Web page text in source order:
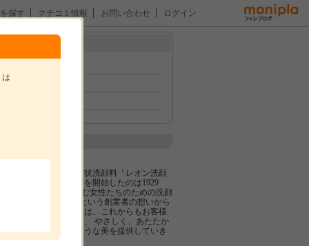
探す クチコミ情報 お問い合わせ ログイン
ロゼット株式会社
日本初のクリーム状洗顔料「レオン洗顔
クリーム」の販売を開始したのは1929
年。 “ニキビに悩む女性たちのための洗顔
料をつくりたい”という創業者の想いから
でした。ロゼットは、これからもお客様
に寄り添いながら、 やさしく、あたたか
い、つつみこむような美を提供していき
ます。